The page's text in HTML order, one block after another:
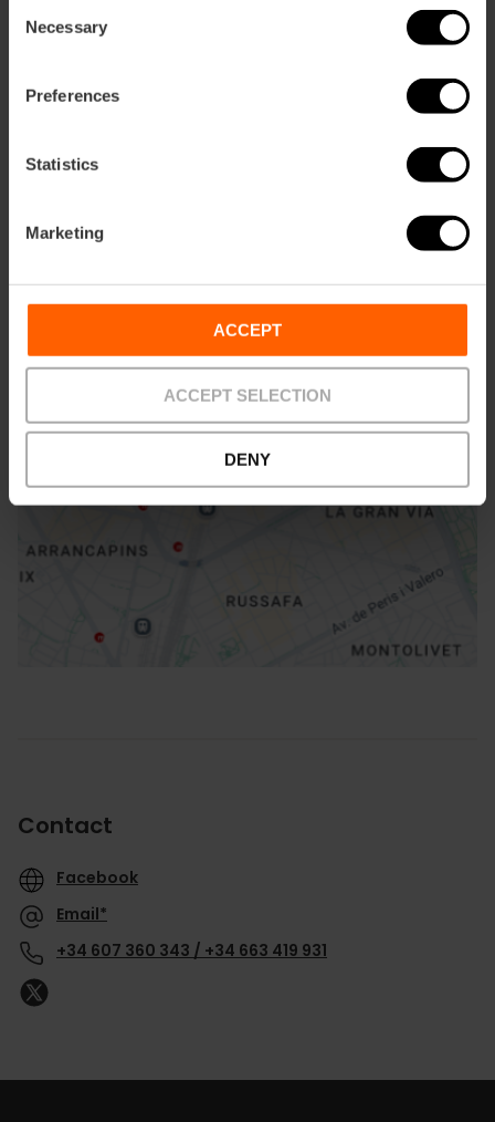
Selection
Necessary
Preferences
Statistics
Marketing
ACCEPT
ACCEPT SELECTION
DENY
Bekijk kaart
Routebeschrijving
Contact
Facebook
Email*
+34 607 360 343 / +34 663 419 931